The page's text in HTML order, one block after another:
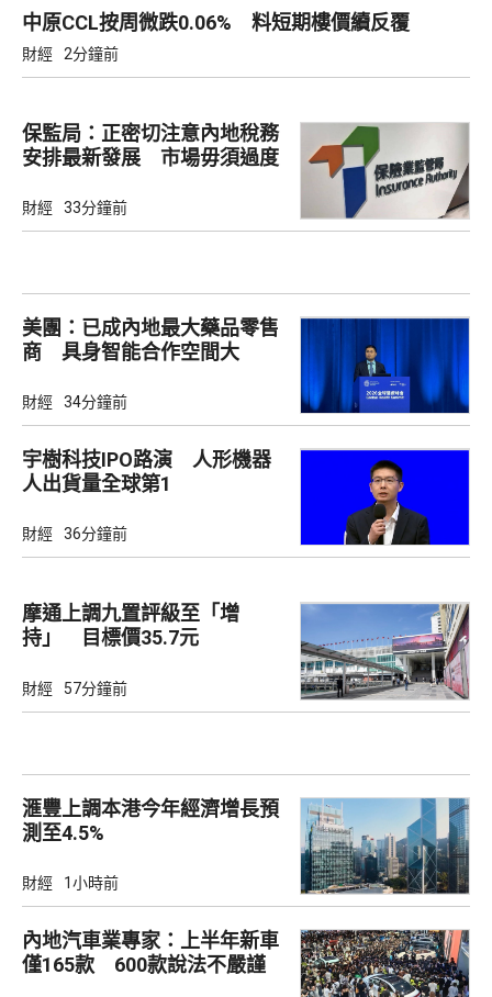
中原CCL按周微跌0.06% 料短期樓價續反覆
財經 2分鐘前
保監局：正密切注意內地稅務
安排最新發展 市場毋須過度
財經 33分鐘前
美團：已成內地最大藥品零售
商 具身智能合作空間大
財經 34分鐘前
宇樹科技IPO路演 人形機器
人出貨量全球第1
財經 36分鐘前
摩通上調九置評級至「增
持」 目標價35.7元
財經 57分鐘前
滙豐上調本港今年經濟增長預
測至4.5%
財經 1小時前
內地汽車業專家：上半年新車
僅165款 600款說法不嚴謹